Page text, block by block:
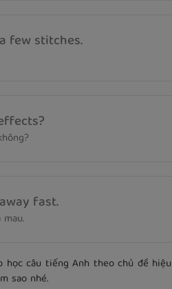
few stitches.
fast.
học câu tiếng Anh theo chủ đề
sao nhé.